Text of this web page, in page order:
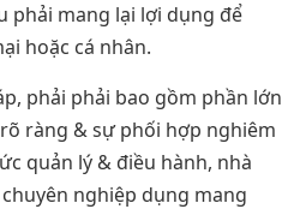
phải mang lại lợi dụng để
hoặc cá nhân.
phải phải bao gồm phần lớn
ràng & sự phối hợp nghiêm
quản lý & điều hành, nhà
nghiệp dụng mang